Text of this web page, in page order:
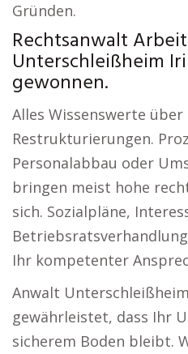
Gründen.
Rechtsanwalt
Unterschleißheim
gewonnen.
Alles Wissenswerte
Restrukturierungen.
Personalabbau oder
bringen meist hohe
sich. Sozialpläne,
Ihr kompetenter
Anwalt
gewährleistet, dass Ihr
sicherem Boden bleibt.